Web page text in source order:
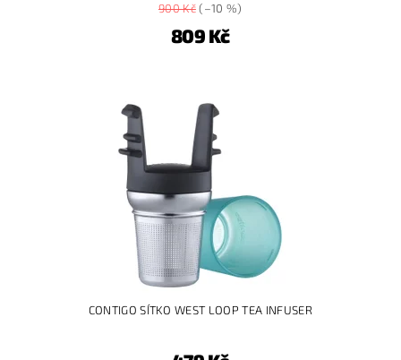
900 Kč(–10 %)
809 Kč
CONTIGO SÍTKO WEST LOOP TEA INFUSER